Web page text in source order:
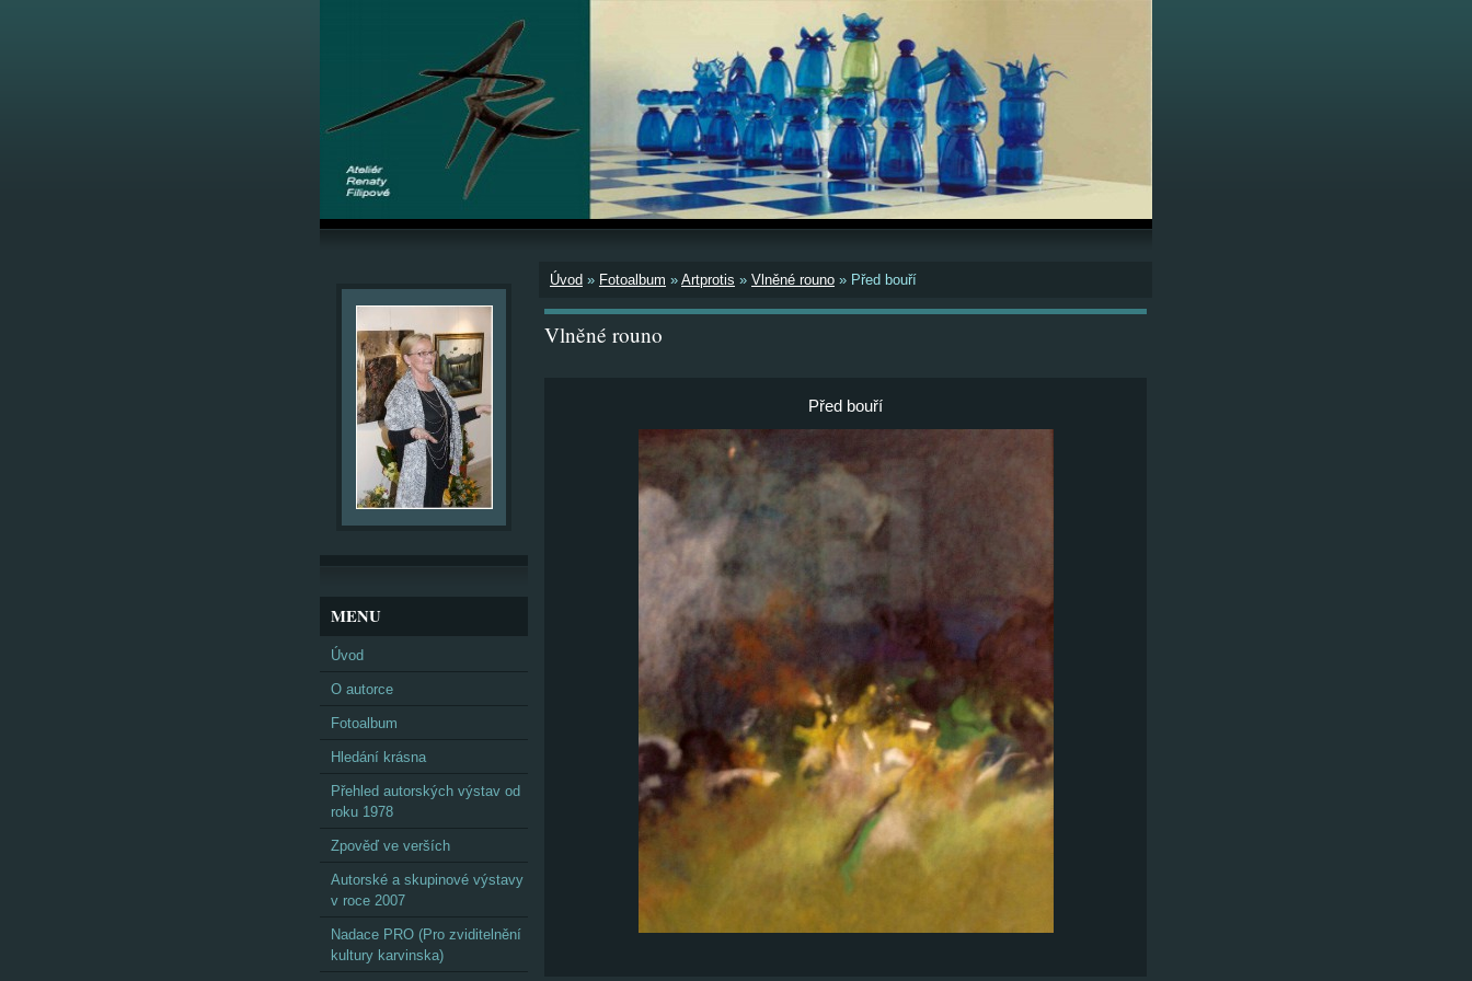
Úvod » Fotoalbum » Artprotis » Vlněné rouno » Před bouří
Vlněné rouno
Před bouří
MENU
Úvod
O autorce
Fotoalbum
Hledání krásna
Přehled autorských výstav od
roku 1978
Zpověď ve verších
Autorské a skupinové výstavy
v roce 2007
Nadace PRO (Pro zviditelnění
kultury karvinska)